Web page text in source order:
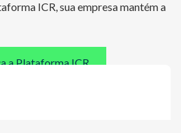
ICR, sua empresa mantém a
a Plataforma ICR